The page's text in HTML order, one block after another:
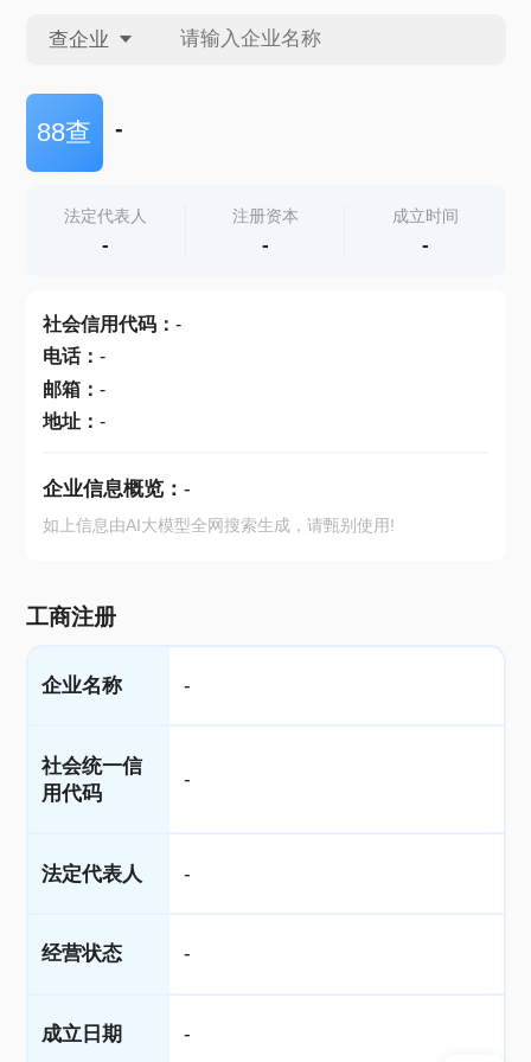
查企业
查企业
查产地
88查 -
法定代表人
-
注册资本
-
成立时间
-
社会信用代码： -
电话： -
邮箱： -
地址： -
企业信息概览： -
如上信息由AI大模型全网搜索生成，请甄别使用!
工商注册
企业名称 -
社会统一信
用代码
-
法定代表人 -
经营状态 -
成立日期 -